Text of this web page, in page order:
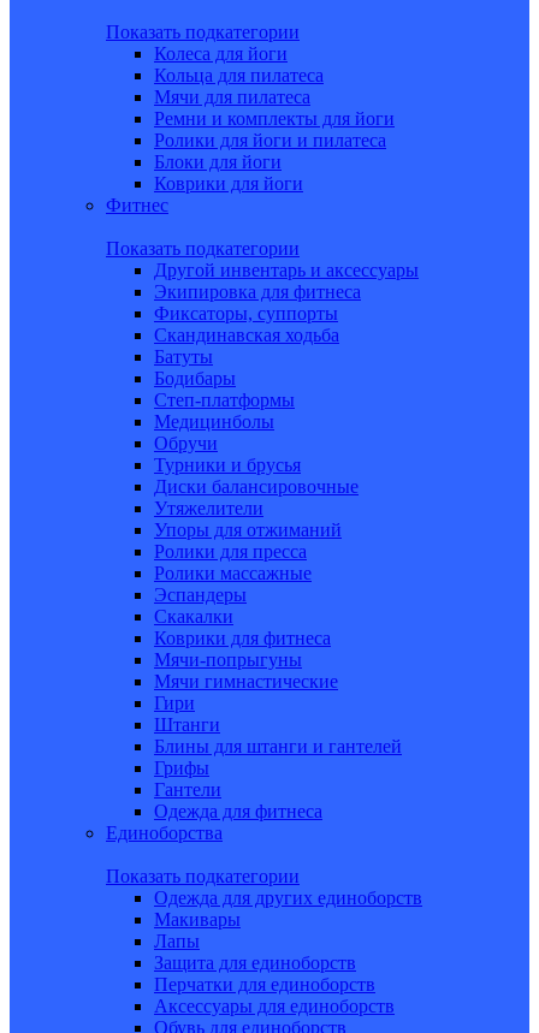
Показать подкатегории
Колеса для йоги
Кольца для пилатеса
Мячи для пилатеса
Ремни и комплекты для йоги
Ролики для йоги и пилатеса
Блоки для йоги
Коврики для йоги
Фитнес
Показать подкатегории
Другой инвентарь и аксессуары
Экипировка для фитнеса
Фиксаторы, суппорты
Скандинавская ходьба
Батуты
Бодибары
Степ-платформы
Медицинболы
Обручи
Турники и брусья
Диски балансировочные
Утяжелители
Упоры для отжиманий
Ролики для пресса
Ролики массажные
Эспандеры
Скакалки
Коврики для фитнеса
Мячи-попрыгуны
Мячи гимнастические
Гири
Штанги
Блины для штанги и гантелей
Грифы
Гантели
Одежда для фитнеса
Единоборства
Показать подкатегории
Одежда для других единоборств
Макивары
Лапы
Защита для единоборств
Перчатки для единоборств
Аксессуары для единоборств
Обувь для единоборств